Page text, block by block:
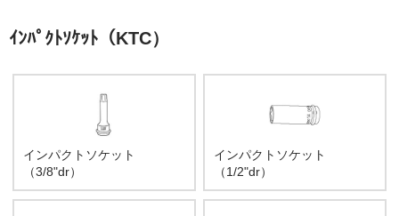
ｲﾝﾊﾟｸﾄｿｹｯﾄ（KTC）
インパクトソケット
（3/8"dr）
インパクトソケット
（1/2"dr）